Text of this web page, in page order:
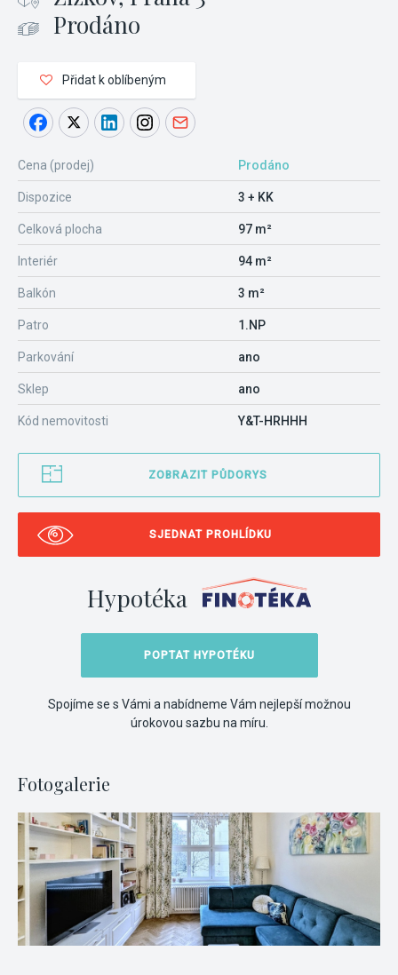
Prodáno
Přidat k oblíbeným
Cena (prodej) Prodáno
Dispozice 3 + KK
Celková plocha 97 m²
Interiér 94 m²
Balkón 3 m²
Patro 1.NP
Parkování ano
Sklep ano
Kód nemovitosti Y&T-HRHHH
ZOBRAZIT PŮDORYS
SJEDNAT PROHLÍDKU
Hypotéka
POPTAT HYPOTÉKU
Spojíme se s Vámi a nabídneme Vám nejlepší možnou
úrokovou sazbu na míru.
Fotogalerie